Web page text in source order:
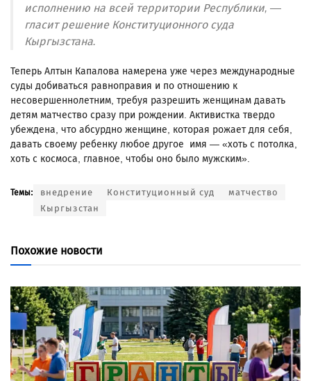
исполнению на всей территории Республики, —
гласит решение Конституционного суда
Кыргызстана.
Теперь Алтын Капалова намерена уже через международные
суды добиваться равноправия и по отношению к
несовершеннолетним, требуя разрешить женщинам давать
детям матчество сразу при рождении. Активистка твердо
убеждена, что абсурдно женщине, которая рожает для себя,
давать своему ребенку любое другое имя — «хоть с потолка,
хоть с космоса, главное, чтобы оно было мужским».
Темы: внедрение Конституционный суд
матчество
Кыргызстан
Похожие новости